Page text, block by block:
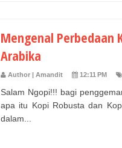
Mengenal Perbedaan
Arabika
Author | Amandit 12:11 PM
Salam Ngopi!!! bagi
apa itu Kopi Robusta dan
dalam...